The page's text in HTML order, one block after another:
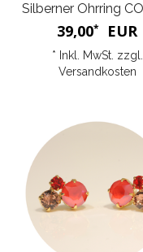
39,00* EUR
* Inkl. MwSt. zzgl.
Versandkosten